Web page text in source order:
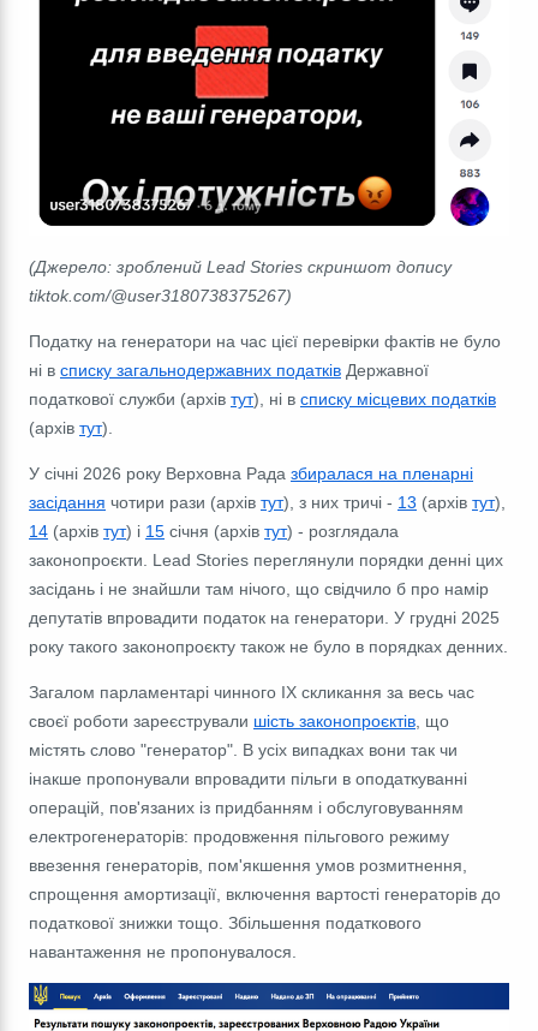
(Джерело: зроблений Lead Stories скриншот допису
tiktok.com/@user3180738375267)
Податку на генератори на час цієї перевірки фактів не було
ні в списку загальнодержавних податків Державної
податкової служби (архів тут), ні в списку місцевих податків
(архів тут).
У січні 2026 року Верховна Рада збиралася на пленарні
засідання чотири рази (архів тут), з них тричі - 13 (архів тут),
14 (архів тут) і 15 січня (архів тут) - розглядала
законопроєкти. Lead Stories переглянули порядки денні цих
засідань і не знайшли там нічого, що свідчило б про намір
депутатів впровадити податок на генератори. У грудні 2025
року такого законопроєкту також не було в порядках денних.
Загалом парламентарі чинного IX скликання за весь час
своєї роботи зареєстрували шість законопроєктів , що
містять слово "генератор". В усіх випадках вони так чи
інакше пропонували впровадити пільги в оподаткуванні
операцій, пов'язаних із придбанням і обслуговуванням
електрогенераторів: продовження пільгового режиму
ввезення генераторів, пом'якшення умов розмитнення,
спрощення амортизації, включення вартості генераторів до
податкової знижки тощо. Збільшення податкового
навантаження не пропонувалося.